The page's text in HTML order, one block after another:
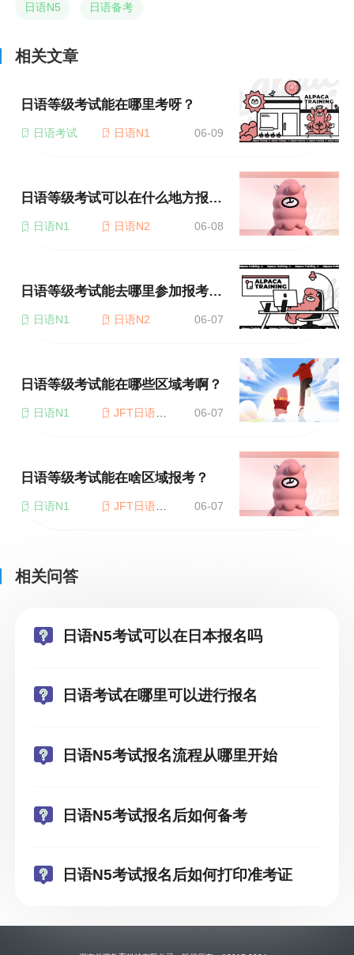
日语N5 日语备考
相关文章
日语等级考试能在哪里考呀？
日语考试 日语N1 06-09
日语等级考试可以在什么地方报名考？
日语N1 日语N2 06-08
日语等级考试能去哪里参加报考呀？
日语N1 日语N2 06-07
日语等级考试能在哪些区域考啊？
日语N1 JFT日语考试 06-07
日语等级考试能在啥区域报考？
日语N1 JFT日语考试 06-07
相关问答
日语N5考试可以在日本报名吗
日语考试在哪里可以进行报名
日语N5考试报名流程从哪里开始
日语N5考试报名后如何备考
日语N5考试报名后如何打印准考证